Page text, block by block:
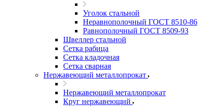
Уголок стальной
Неравнополочный ГОСТ 8510-86
Равнополочный ГОСТ 8509-93
Швеллер стальной
Сетка рабица
Сетка кладочная
Сетка сварная
Нержавеющий металлопрокат
Нержавеющий металлопрокат
Круг нержавеющий